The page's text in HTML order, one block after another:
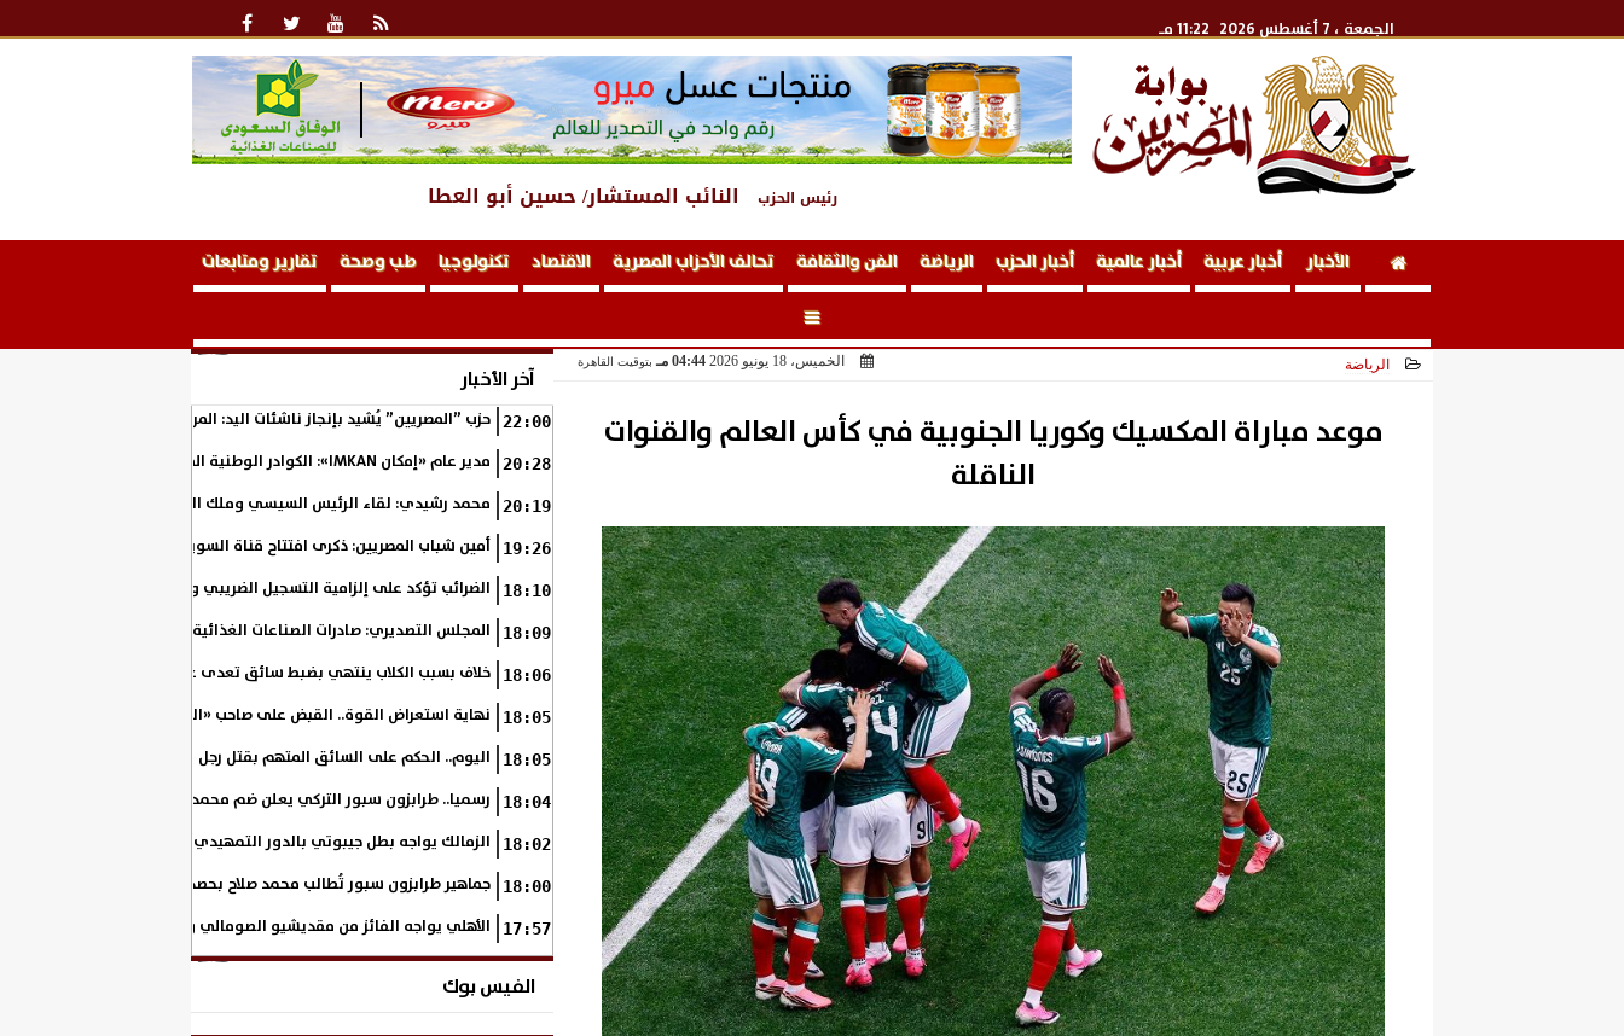
الجمعة ، 7 أغسطس 2026 11:22 مـ
رئيس الحزب النائب المستشار/ حسين أبو العطا
الأخبار أخبار عربية أخبار عالمية أخبار الحزب الرياضة الفن والثقافة تحالف الأحزاب المصرية الاقتصاد تكنولوجيا طب وصحة تقارير ومتابعات
الرياضة الخميس، 18 يونيو 2026 04:44 مـ بتوقيت القاهرة
موعد مباراة المكسيك وكوريا الجنوبية في كأس العالم والقنوات
الناقلة
آخر الأخبار
22:00 حزب ”المصريين” يُشيد بإنجاز ناشئات اليد: المربع الذهبي خطوة نحو
20:28 مدير عام «إمكان IMKAN»: الكوادر الوطنية المؤهلة هي الثروة الحقيقية لمستقبل التنمية في مصر
20:19 محمد رشيدي: لقاء الرئيس السيسي وملك البحرين يؤكد قيادة مصر لتعزيز
19:26 أمين شباب المصريين: ذكرى افتتاح قناة السويس الجديدة تجسد رؤية
18:10 الضرائب تؤكد على إلزامية التسجيل الضريبي والفاتورة الإلكترونية لجميع
18:09 المجلس التصديري: صادرات الصناعات الغذائية إلى الاتحاد الأوروبي ترتفع 15.4% خلال النصف الأول من 2026
18:06 خلاف بسبب الكلاب ينتهي بضبط سائق تعدى على سيدة بالإسكندرية
18:05 نهاية استعراض القوة.. القبض على صاحب «السنجة» في المنوفية
18:05 اليوم.. الحكم على السائق المتهم بقتل رجل وحفيدته وإصابة 11 آخرين
18:04 رسميا.. طرابزون سبور التركي يعلن ضم محمد صلاح حتى عام 2028
18:02 الزمالك يواجه بطل جيبوتي بالدور التمهيدي من بطولة إفريقيا
18:00 جماهير طرابزون سبور تُطالب محمد صلاح بحصد لقب الدوري التركي
17:57 الأهلي يواجه الفائز من مقديشيو الصومالي وكيتارا الأوغندي
الفيس بوك